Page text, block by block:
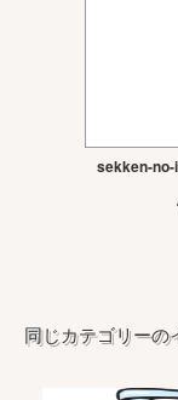
sekken-
同じカテゴリーの